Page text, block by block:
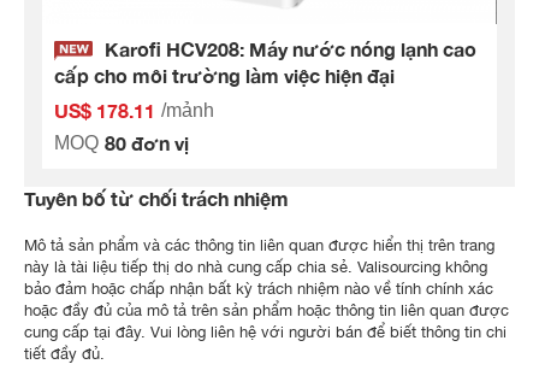
Karofi HCV208: Máy nước nóng lạnh cao
cấp cho môi trường làm việc hiện đại
US$ 178.11 /mảnh
MOQ 80 đơn vị
Tuyên bố từ chối trách nhiệm
Mô tả sản phẩm và các thông tin liên quan được hiển thị trên trang
này là tài liệu tiếp thị do nhà cung cấp chia sẻ. Valisourcing không
bảo đảm hoặc chấp nhận bất kỳ trách nhiệm nào về tính chính xác
hoặc đầy đủ của mô tả trên sản phẩm hoặc thông tin liên quan được
cung cấp tại đây. Vui lòng liên hệ với người bán để biết thông tin chi
tiết đầy đủ.